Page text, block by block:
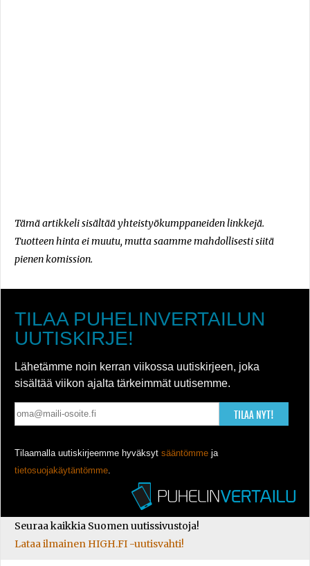
Tämä artikkeli sisältää yhteistyökumppaneiden linkkejä.
Tuotteen hinta ei muutu, mutta saamme mahdollisesti siitä
pienen komission.
TILAA PUHELINVERTAILUN
UUTISKIRJE!
Lähetämme noin kerran viikossa uutiskirjeen, joka
sisältää viikon ajalta tärkeimmät uutisemme.
TILAA NYT!
Tilaamalla uutiskirjeemme hyväksyt sääntömme ja
tietosuojakäytäntömme
Seuraa kaikkia Suomen uutissivustoja!
Lataa ilmainen HIGH.FI -uutisvahti!